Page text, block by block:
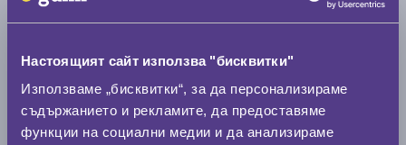
Настоящият сайт използва "бисквитки"
Използваме „бисквитки“, за да персонализираме
съдържанието и рекламите, да предоставяме
функции на социални медии и да анализираме
Нов размер